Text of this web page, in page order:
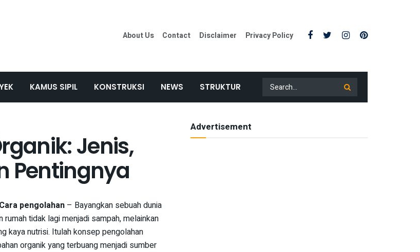
About Us Contact Disclaimer Privacy Policy
KAMUS SIPIL KONSTRUKSI NEWS STRUKTUR
Jenis,
Pentingnya
pengolahan – Bayangkan sebuah dunia
tidak lagi menjadi sampah, melainkan
kaya nutrisi. Itulah konsep pengolahan
organik yang terbuang menjadi sumber
Advertisement